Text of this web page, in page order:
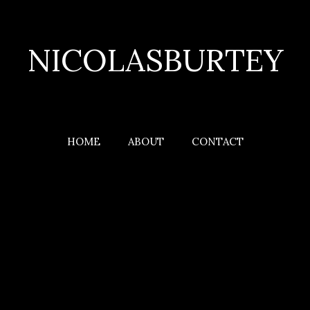
NICOLASBURTEY
HOME ABOUT CONTACT